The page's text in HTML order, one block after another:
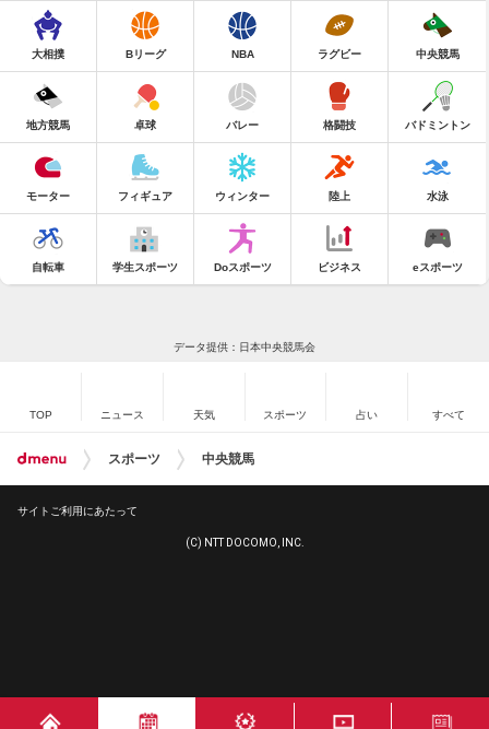
大相撲 Bリーグ NBA ラグビー 中央競馬
地方競馬 卓球 バレー 格闘技 バドミントン
モーター フィギュア ウィンター 陸上 水泳
自転車 学生スポーツ Doスポーツ ビジネス eスポーツ
データ提供：日本中央競馬会
TOP ニュース 天気 スポーツ 占い すべて
スポーツ 中央競馬
サイトご利用にあたって
(C) NTT DOCOMO, INC.